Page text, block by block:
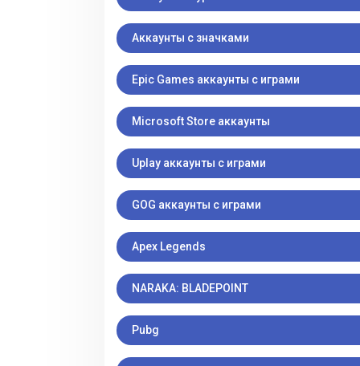
Аккаунты с значками
Epic Games аккаунты с играми
Microsoft Store аккаунты
Uplay аккаунты с играми
GOG аккаунты с играми
Apex Legends
NARAKA: BLADEPOINT
Pubg